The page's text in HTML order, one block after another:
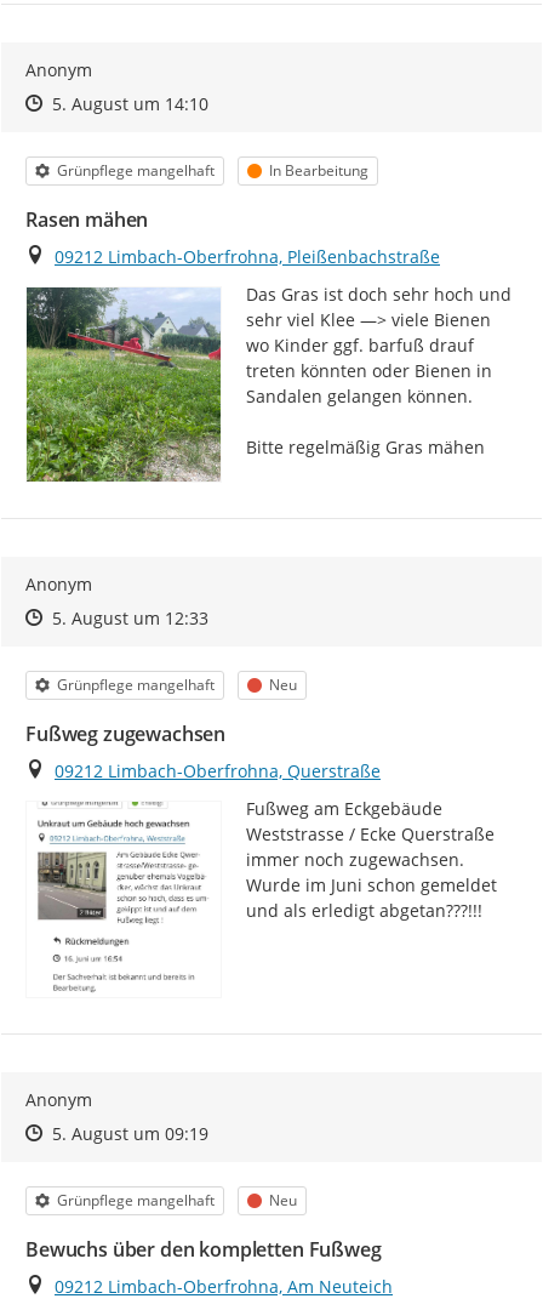
Anonym
Zeitpunkt des Erstellens
Zeitpunkt des Erstellens
5. August um 14:10Zur Äußerung
Kategorie
Grünpflege mangelhaft Status
In Bearbeitung
Rasen mähen
Ort
09212 Limbach-Oberfrohna, Pleißenbachstraße
Das Gras ist doch sehr hoch und
sehr viel Klee —> viele Bienen
wo Kinder ggf. barfuß drauf
treten könnten oder Bienen in
Sandalen gelangen können.
Bitte regelmäßig Gras mähen
Anonym
Zeitpunkt des Erstellens
Zeitpunkt des Erstellens
5. August um 12:33Zur Äußerung
Kategorie
Grünpflege mangelhaft Status
Neu
Fußweg zugewachsen
Ort
09212 Limbach-Oberfrohna, Querstraße
Fußweg am Eckgebäude
Weststrasse / Ecke Querstraße
immer noch zugewachsen.
Wurde im Juni schon gemeldet
und als erledigt abgetan???!!!
Anonym
Zeitpunkt des Erstellens
Zeitpunkt des Erstellens
5. August um 09:19Zur Äußerung
Kategorie
Grünpflege mangelhaft Status
Neu
Bewuchs über den kompletten Fußweg
Ort
09212 Limbach-Oberfrohna, Am Neuteich